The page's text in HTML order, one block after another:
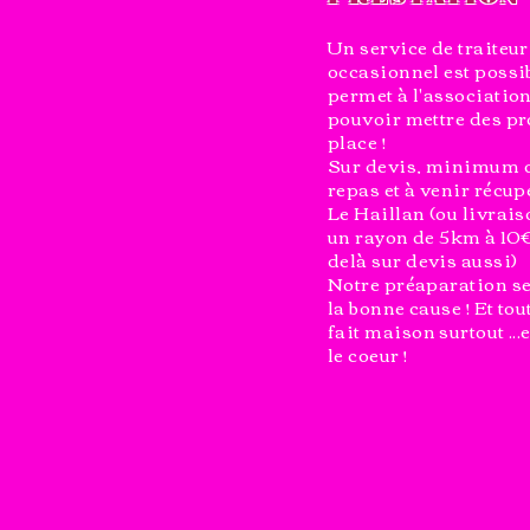
Un service de traiteur
occasionnel est
permet à
pouvoir mettre des
place !
Sur devis, minimum
repas et à venir
Le Haillan (ou
un rayon de 5km à
delà sur devis aussi)
Notre préaparation
la bonne cause ! Et
fait maison surtout
le coeur !